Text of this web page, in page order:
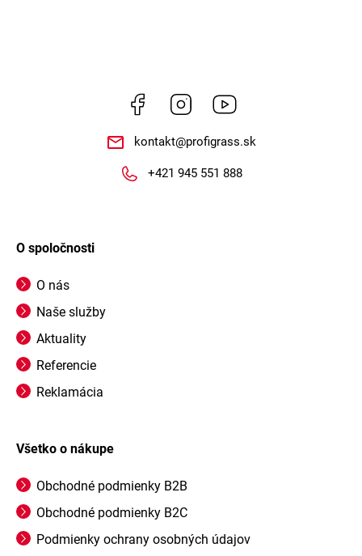
Facebook Instagram
kontakt@profigrass.sk
+421 945 551 888
O spoločnosti
O nás
Naše služby
Aktuality
Referencie
Reklamácia
Všetko o nákupe
Obchodné podmienky B2B
Obchodné podmienky B2C
Podmienky ochrany osobných údajov